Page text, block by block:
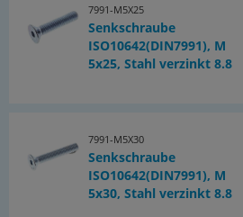
7991-M5X25
Senkschraube
ISO10642(DIN7991), M
5x25, Stahl verzinkt 8.8
7991-M5X30
Senkschraube
ISO10642(DIN7991), M
5x30, Stahl verzinkt 8.8